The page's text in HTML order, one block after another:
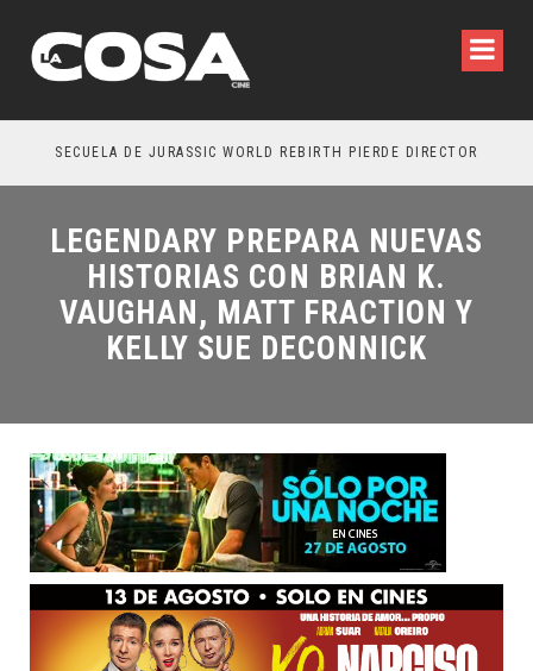
SECUELA DE JURASSIC WORLD REBIRTH PIERDE DIRECTOR
LEGENDARY PREPARA NUEVAS
HISTORIAS CON BRIAN K.
VAUGHAN, MATT FRACTION Y
KELLY SUE DECONNICK